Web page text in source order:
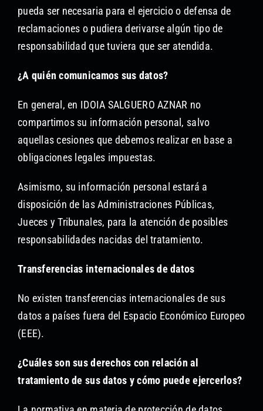
pueda ser necesaria para el ejercicio o defensa de
reclamaciones o pudiera derivarse algún tipo de
responsabilidad que tuviera que ser atendida.
¿A quién comunicamos sus datos?
En general, en IDOIA SALGUERO AZNAR no
compartimos su información personal, salvo
aquellas cesiones que debemos realizar en base a
obligaciones legales impuestas.
Asimismo, su información personal estará a
disposición de las Administraciones Públicas,
Jueces y Tribunales, para la atención de posibles
responsabilidades nacidas del tratamiento.
Transferencias internacionales de datos
No existen transferencias internacionales de sus
datos a países fuera del Espacio Económico Europeo
(EEE).
¿Cuáles son sus derechos con relación al
tratamiento de sus datos y cómo puede ejercerlos?